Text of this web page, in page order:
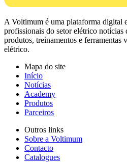
A Voltimum é uma plataforma digital
profissionais do setor elétrico notícias
produtos, treinamentos e ferramentas
elétrico.
Mapa do site
Início
Notícias
Academy
Produtos
Parceiros
Outros links
Sobre a Voltimum
Contacto
Catalogues